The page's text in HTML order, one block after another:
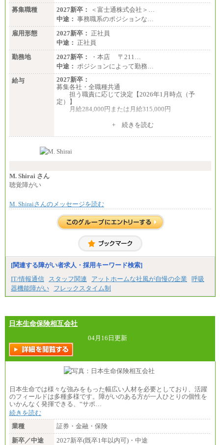
募集職種
2027新卒：
＜富士通株式会社＞…
中途： 事務職系のポジションな…
雇用形態
2027新卒： 正社員
中途： 正社員
勤務地
2027新卒：
・本店 〒211…
中途： ポジションによって勤務…
給与
2027新卒：
募集各社・全職種共通
担う職責に応じて決定【2026年1月時点（予
定）】
月給284,000円または月給315,000円
※入社後早期から、自律的な業務遂行が求めら
す。
い職責を担う方については、さらに高い金額を個別
※上記に加え、所定労働時間外に勤務をした場
※試用期間中も給与に変更はございません。
＜募集各社・全職種共通＞
月給21万円以上～
※試用期間中の給与に変更はありません。
ます。
+ 続きを読む
M. Shirai さん
聴覚障がい
M. Shiraiさんのメッセージを読む
[関連する障がい者求人・採用キーワード検索]
IT/情報通信
スタッフ関連 アットホームな社風が自慢の企業
呼吸
器機能障がい
フレックスタイム制
日本生命保険相互会社
04月16日更新
日本生命では様々な強みをもった幅広い人材を必要としており、活躍
のフィールドは多種多様です。障がいのある方が一人ひとりの個性を
いかんなく発揮できる、“サポ…
続きを読む
業種
証券・金融・保険
新卒／中途
2027新卒(既卒1年以内可)・中途